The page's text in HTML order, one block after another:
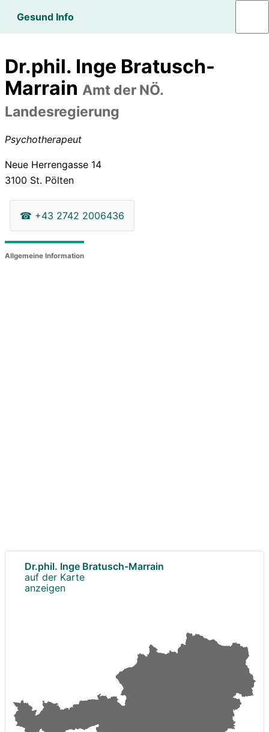
Gesund Info
Dr.phil. Inge Bratusch-
Marrain Amt der NÖ.
Landesregierung
Psychotherapeut
Neue Herrengasse 14
3100 St. Pölten
☎ +43 2742 2006436
Allgemeine Information
Dr.phil. Inge Bratusch-Marrain
auf der Karte
anzeigen